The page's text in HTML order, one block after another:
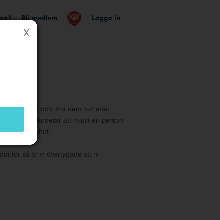
Bli medlem Logga in
till alla och lära dem hur man
vi rekommenderar att minst en person
så är vi övertygade att ni